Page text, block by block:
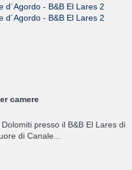
camere
presso il B&B El Lares di
di Canale...